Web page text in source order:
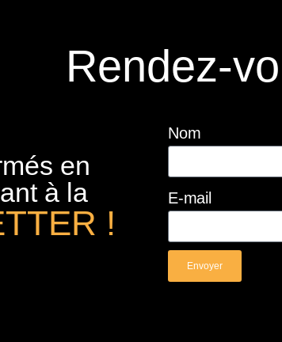
Rendez-
en
à la
!
Nom
E-mail
Envoyer